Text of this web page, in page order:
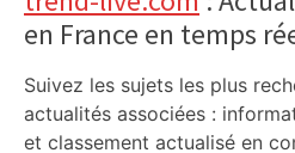
en France en temps
Suivez les sujets les plus
actualités associées :
et classement actualisé en